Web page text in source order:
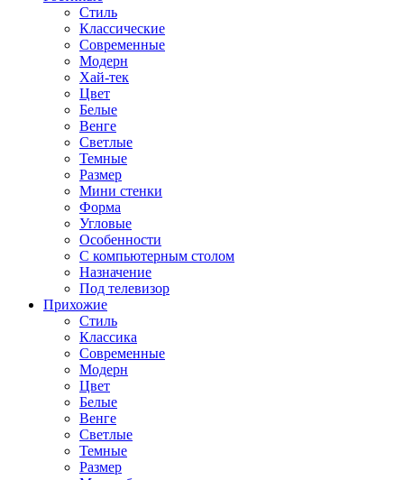
Стиль
Классические
Современные
Модерн
Хай-тек
Цвет
Белые
Венге
Светлые
Темные
Размер
Мини стенки
Форма
Угловые
Особенности
С компьютерным столом
Назначение
Под телевизор
Прихожие
Стиль
Классика
Современные
Модерн
Цвет
Белые
Венге
Светлые
Темные
Размер